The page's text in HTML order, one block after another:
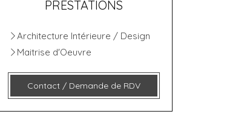
PRESTATIONS
Architecture Intérieure / Design
Maitrise d'Oeuvre
Contact / Demande de RDV